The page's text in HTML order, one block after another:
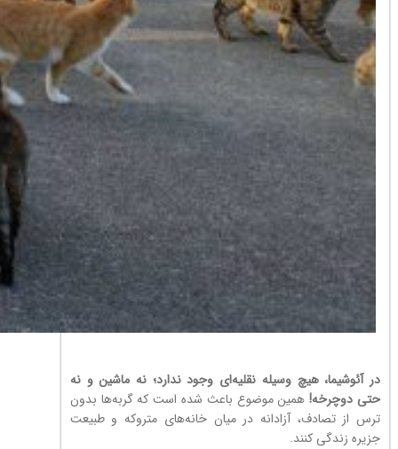
در آئوشیما، هیچ وسیله نقلیه‌ای وجود ندارد؛ نه ماشین و نه
حتی دوچرخه!همین موضوع باعث شده است که گربه‌ها بدون
ترس از تصادف، آزادانه در میان خانه‌های متروکه و طبیعت
جزیره زندگی کنند.